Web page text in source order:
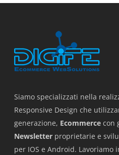
Siamo specializzati nella
Responsive Design che
generazione, Ecommerce con
Newsletter proprietarie e
per IOS e Android. Lavoriamo